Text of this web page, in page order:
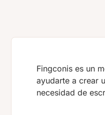
Fingconis es un
ayudarte a crear
necesidad de